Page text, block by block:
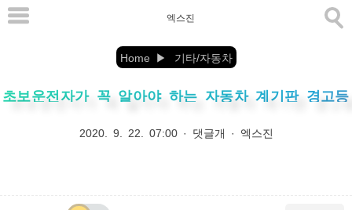
본
바
엑스진
Home 기타/자동차
초보운전자가 꼭 알아야 하는 자동차 계기판 경고등
2020. 9. 22. 07:00· 댓글개 · 엑스진